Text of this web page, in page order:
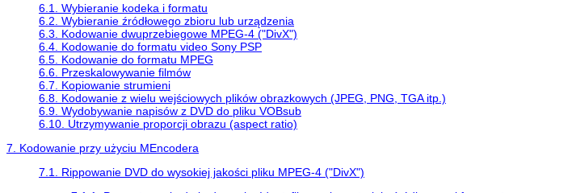
6.1. Wybieranie kodeka i formatu
6.2. Wybieranie źródłowego zbioru lub urządzenia
6.3. Kodowanie dwuprzebiegowe MPEG-4 ("DivX")
6.4. Kodowanie do formatu video Sony PSP
6.5. Kodowanie do formatu MPEG
6.6. Przeskalowywanie filmów
6.7. Kopiowanie strumieni
6.8. Kodowanie z wielu wejściowych plików obrazkowych (JPEG, PNG, TGA itp.)
6.9. Wydobywanie napisów z DVD do pliku VOBsub
6.10. Utrzymywanie proporcji obrazu (aspect ratio)
7. Kodowanie przy użyciu MEncodera
7.1. Rippowanie DVD do wysokiej jakości pliku MPEG-4 ("DivX")